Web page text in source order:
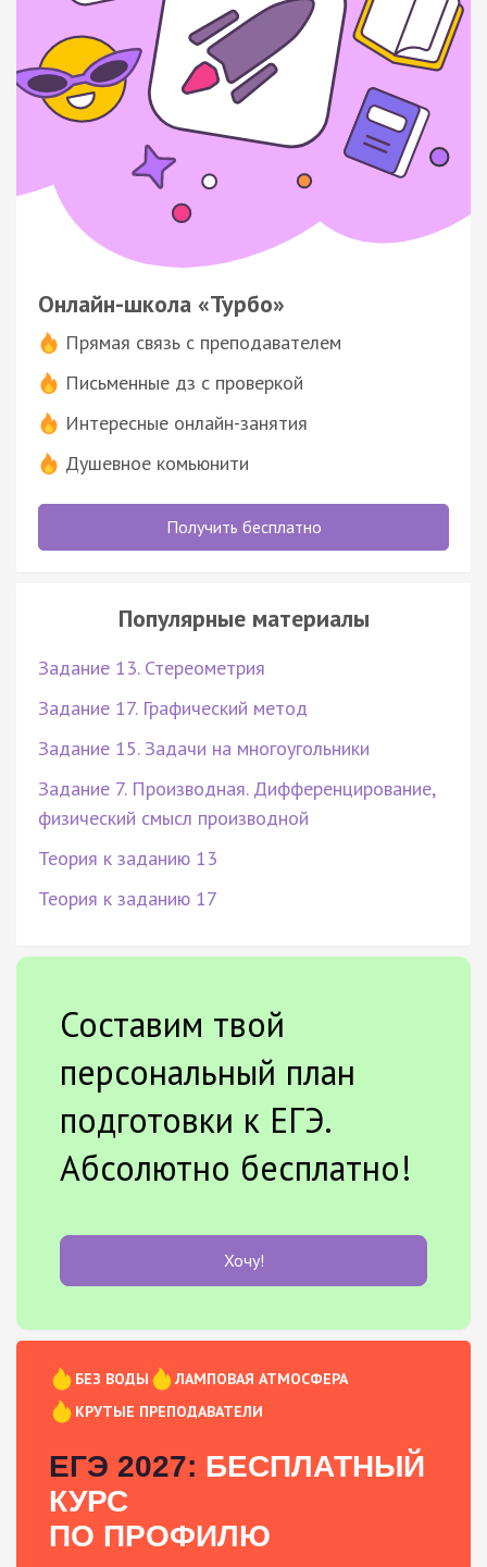
Онлайн-школа «Турбо»
Прямая связь с преподавателем
Письменные дз с проверкой
Интересные онлайн-занятия
Душевное комьюнити
Получить бесплатно
Популярные материалы
Задание 13. Стереометрия
Задание 17. Графический метод
Задание 15. Задачи на многоугольники
Задание 7. Производная. Дифференцирование,
физический смысл производной
Теория к заданию 13
Теория к заданию 17
Составим твой
персональный план
подготовки к ЕГЭ.
Абсолютно бесплатно!
Хочу!
БЕЗ ВОДЫ
ЛАМПОВАЯ АТМОСФЕРА
КРУТЫЕ ПРЕПОДАВАТЕЛИ
ЕГЭ 2027: БЕСПЛАТНЫЙ
КУРС
ПО ПРОФИЛЮ